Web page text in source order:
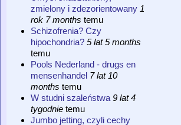
zmielony i zdezorientowany 1
rok 7 months temu
Schizofrenia? Czy
hipochondria? 5 lat 5 months
temu
Pools Nederland - drugs en
mensenhandel 7 lat 10
months temu
W studni szaleństwa 9 lat 4
tygodnietemu
Jumbo jetting, czyli cechy